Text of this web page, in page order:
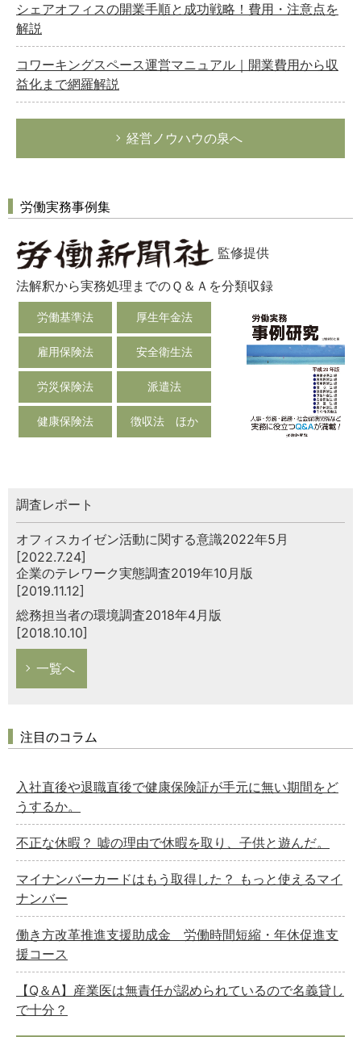
シェアオフィスの開業手順と成功戦略！費用・注意点を
解説
コワーキングスペース運営マニュアル｜開業費用から収
益化まで網羅解説
経営ノウハウの泉へ
労働実務事例集
監修提供
法解釈から実務処理までのＱ＆Ａを分類収録
労働基準法 厚生年金法
雇用保険法 安全衛生法
労災保険法 派遣法
健康保険法 徴収法 ほか
調査レポート
オフィスカイゼン活動に関する意識2022年5月
[2022.7.24]
企業のテレワーク実態調査2019年10月版
[2019.11.12]
総務担当者の環境調査2018年4月版
[2018.10.10]
一覧へ
注目のコラム
入社直後や退職直後で健康保険証が手元に無い期間をど
うするか。
不正な休暇？ 嘘の理由で休暇を取り、子供と遊んだ。
マイナンバーカードはもう取得した？ もっと使えるマイ
ナンバー
働き方改革推進支援助成金 労働時間短縮・年休促進支
援コース
【Q＆A】産業医は無責任が認められているので名義貸し
で十分？